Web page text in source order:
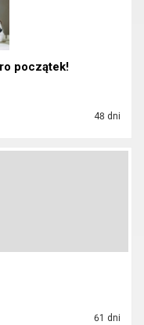
początek!
48 dni
61 dni